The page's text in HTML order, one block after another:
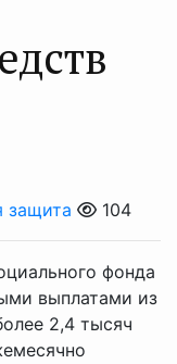
защита 104
фонда
выплатами из
2,4 тысяч